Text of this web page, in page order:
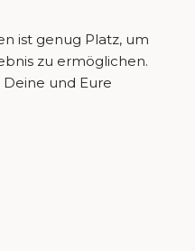
ist genug Platz, um
zu ermöglichen.
Deine und Eure